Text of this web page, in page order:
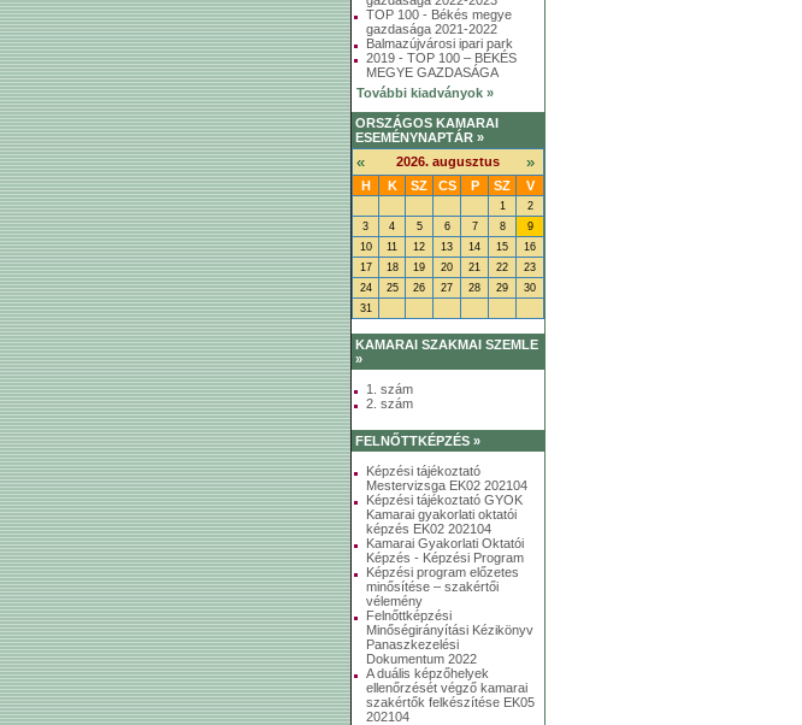
TOP 100 - Békés megye
gazdasága 2021-2022
Balmazújvárosi ipari park
2019 - TOP 100 – BÉKÉS
MEGYE GAZDASÁGA
További kiadványok »
ORSZÁGOS KAMARAI
ESEMÉNYNAPTÁR »
« 2026. augusztus »
H K SZ CS P SZ V
1
2
3
4 5 6 7 8
9
10
11 12 13 14 15
16
17
18 19 20 21 22
23
24
25 26 27 28 29
30
31
KAMARAI SZAKMAI SZEMLE
»
1. szám
2. szám
FELNŐTTKÉPZÉS »
Képzési tájékoztató
Mestervizsga EK02 202104
Képzési tájékoztató GYOK
Kamarai gyakorlati oktatói
képzés EK02 202104
Kamarai Gyakorlati Oktatói
Képzés - Képzési Program
Képzési program előzetes
minősítése – szakértői
vélemény
Felnőttképzési
Minőségirányítási Kézikönyv
Panaszkezelési
Dokumentum 2022
A duális képzőhelyek
ellenőrzését végző kamarai
szakértők felkészítése EK05
202104